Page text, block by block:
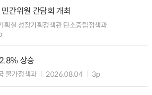
간위원 간담회 개최
획실 성장기획정책관 탄소중립정책과
상승
물가정책과 2026.08.04 3p